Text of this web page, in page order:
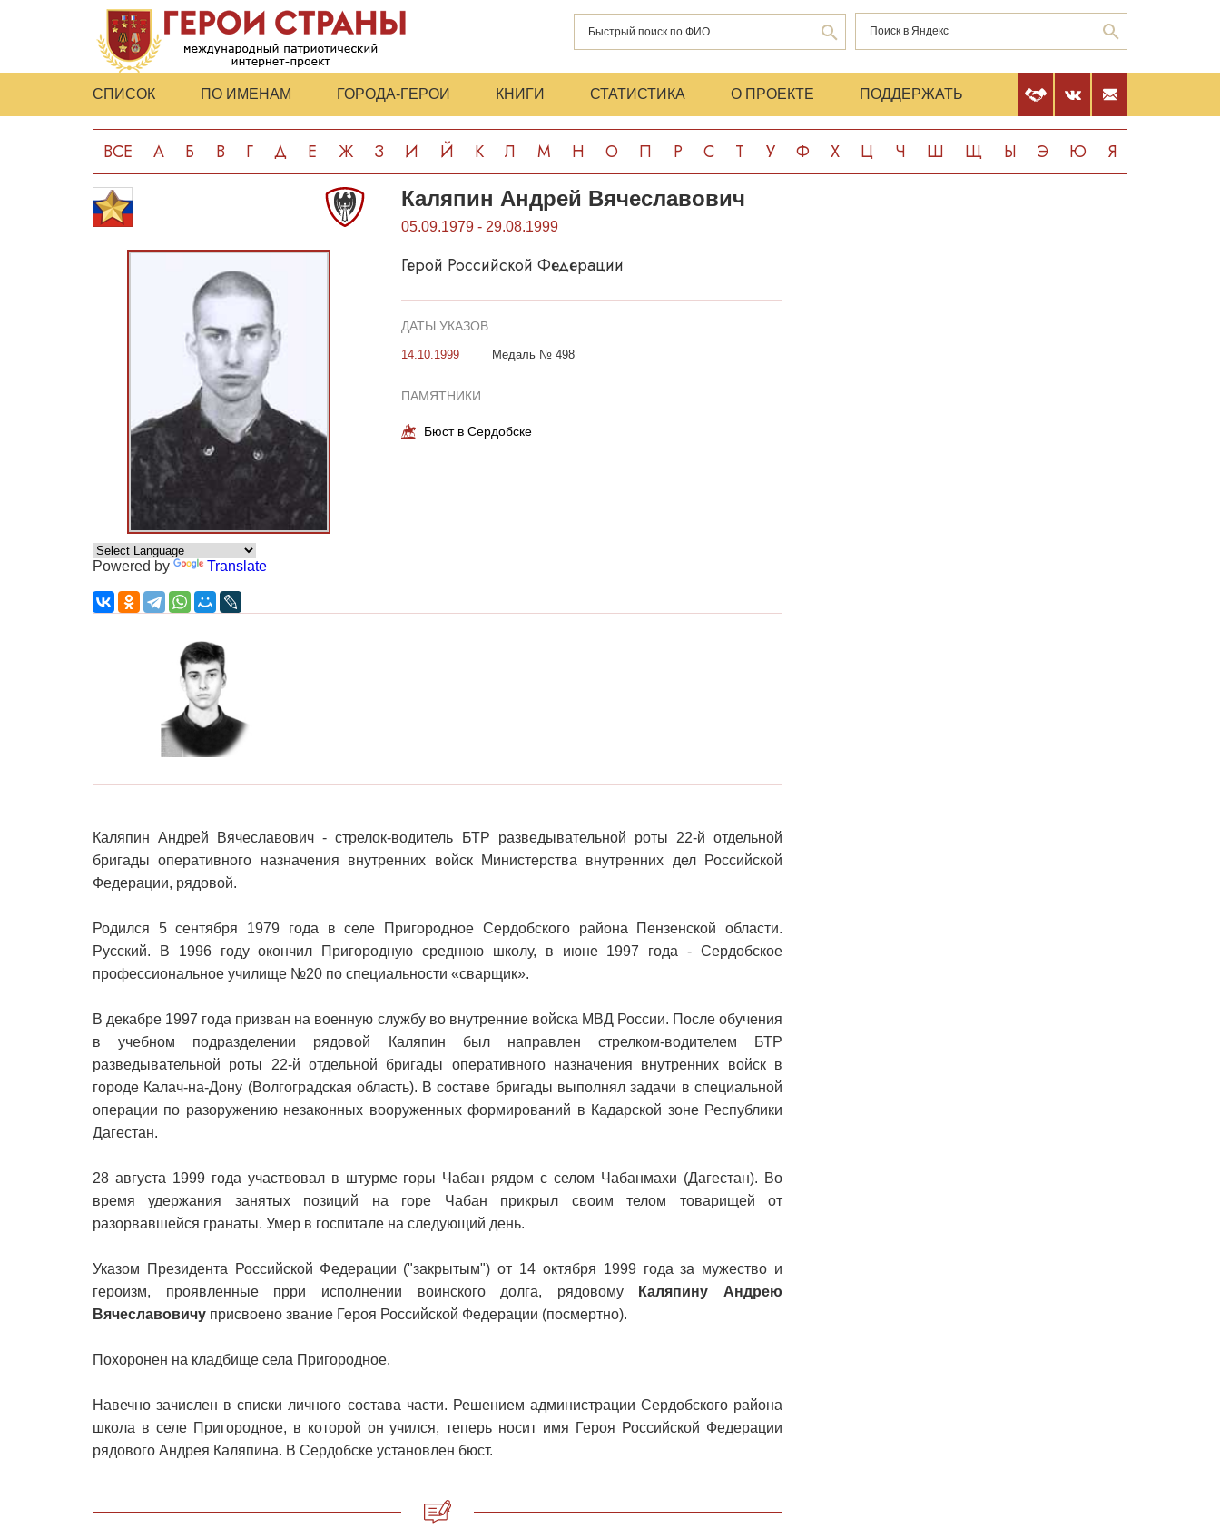
СПИСОК ПО ИМЕНАМ ГОРОДА-ГЕРОИ КНИГИ СТАТИСТИКА О ПРОЕКТЕ ПОДДЕРЖАТЬ
ВСЕ А Б В Г Д Е Ж З И Й К Л М Н О П Р С Т У Ф Х Ц Ч Ш Щ Ы Э Ю Я
Powered by Translate
Каляпин Андрей Вячеславович
05.09.1979 - 29.08.1999
Герой Российской Федерации
ДАТЫ УКАЗОВ
14.10.1999 Медаль № 498
ПАМЯТНИКИ
Бюст в Сердобске
Каляпин Андрей Вячеславович - стрелок-водитель БТР разведывательной роты 22-й отдельной
бригады оперативного назначения внутренних войск Министерства внутренних дел Российской
Федерации, рядовой.
Родился 5 сентября 1979 года в селе Пригородное Сердобского района Пензенской области.
Русский. В 1996 году окончил Пригородную среднюю школу, в июне 1997 года - Сердобское
профессиональное училище №20 по специальности «сварщик».
В декабре 1997 года призван на военную службу во внутренние войска МВД России. После обучения
в учебном подразделении рядовой Каляпин был направлен стрелком-водителем БТР
разведывательной роты 22-й отдельной бригады оперативного назначения внутренних войск в
городе Калач-на-Дону (Волгоградская область). В составе бригады выполнял задачи в специальной
операции по разоружению незаконных вооруженных формирований в Кадарской зоне Республики
Дагестан.
28 августа 1999 года участвовал в штурме горы Чабан рядом с селом Чабанмахи (Дагестан). Во
время удержания занятых позиций на горе Чабан прикрыл своим телом товарищей от
разорвавшейся гранаты. Умер в госпитале на следующий день.
Указом Президента Российской Федерации ("закрытым") от 14 октября 1999 года за мужество и
героизм, проявленные прри исполнении воинского долга, рядовому
Каляпину Андрею
Вячеславовичу присвоено звание Героя Российской Федерации (посмертно).
Похоронен на кладбище села Пригородное.
Навечно зачислен в списки личного состава части. Решением администрации Сердобского района
школа в селе Пригородное, в которой он учился, теперь носит имя Героя Российской Федерации
рядового Андрея Каляпина. В Сердобске установлен бюст.